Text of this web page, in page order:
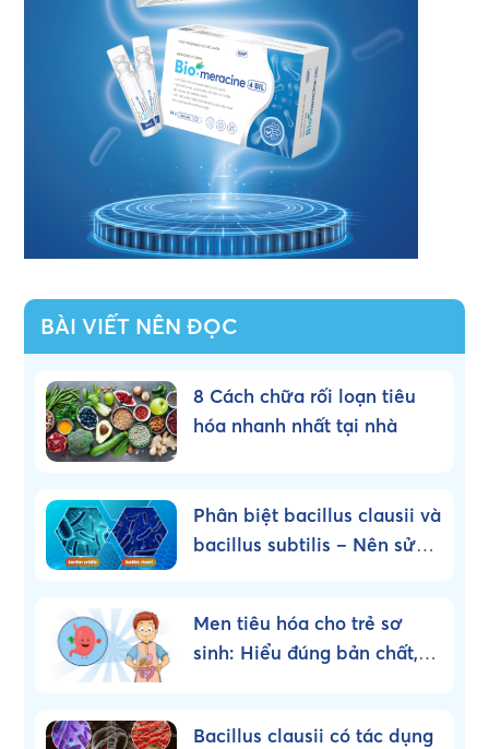
BÀI VIẾT NÊN ĐỌC
8 Cách chữa rối loạn tiêu
hóa nhanh nhất tại nhà
Phân biệt bacillus clausii và
bacillus subtilis – Nên sử
Men tiêu hóa cho trẻ sơ
sinh: Hiểu đúng bản chất,
Bacillus clausii có tác dụng